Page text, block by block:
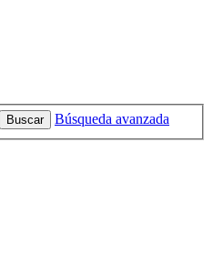
Buscar Búsqueda avanzada